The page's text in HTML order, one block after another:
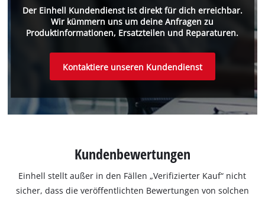
Der Einhell Kundendienst ist direkt für dich erreichbar.
Wir kümmern uns um deine Anfragen zu
Produktinformationen, Ersatzteilen und Reparaturen.
Kontaktiere unseren Kundendienst
Kundenbewertungen
Einhell stellt außer in den Fällen „Verifizierter Kauf“ nicht
sicher, dass die veröffentlichten Bewertungen von solchen